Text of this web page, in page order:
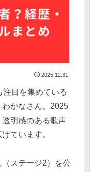
2025.12.31
目を集めている
かなさん。2025
明感のある歌声
ています。
ステージ2）を公